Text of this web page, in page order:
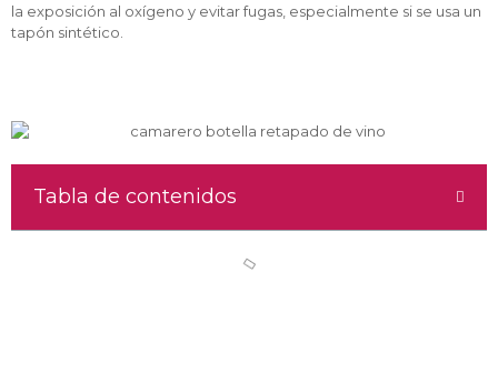
la exposición al oxígeno y evitar fugas, especialmente si se usa un
tapón sintético.
Tabla de contenidos